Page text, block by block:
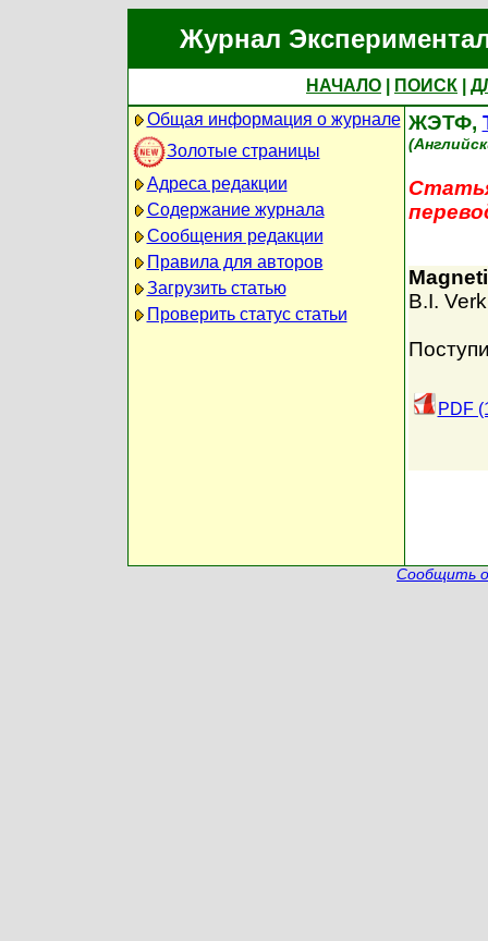
Журнал
НАЧАЛО ПОИСК
Общая информация о журнале
Золотые страницы
Адреса редакции
Содержание журнала
Сообщения редакции
Правила для авторов
Загрузить статью
Проверить статус статьи
ЖЭТФ,
B.I.
PDF
Сообщить о